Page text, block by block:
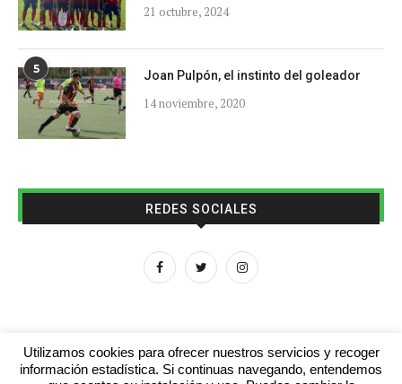
21 octubre, 2024
5 Joan Pulpón, el instinto del goleador
14 noviembre, 2020
REDES SOCIALES
Utilizamos cookies para ofrecer nuestros servicios y recoger
información estadística. Si continuas navegando, entendemos